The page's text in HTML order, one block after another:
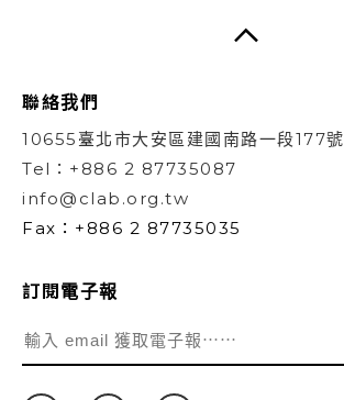
聯絡我們
10655臺北市大安區建國南路一段177號
Tel：+886 2 87735087
info@clab.org.tw
Fax：+886 2 87735035
訂閱電子報